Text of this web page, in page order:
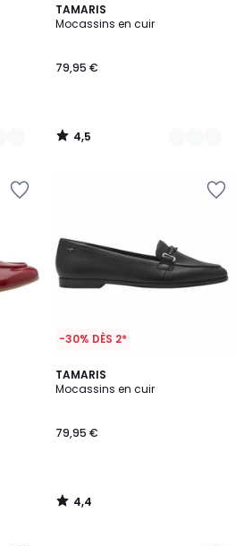
TAMARIS
Mocassins en cuir
79,95 €
4,5
/ 5
3
Couleurs
4,5
/
-30% DÈS 2*
TAMARIS
Mocassins en cuir
79,95 €
4,4
/ 5
4,4
/